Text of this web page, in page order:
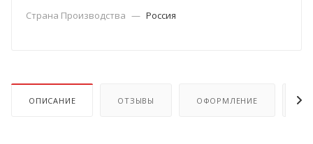
Страна Производства — Россия
ОПИСАНИЕ ОТЗЫВЫ ОФОРМЛЕНИЕ